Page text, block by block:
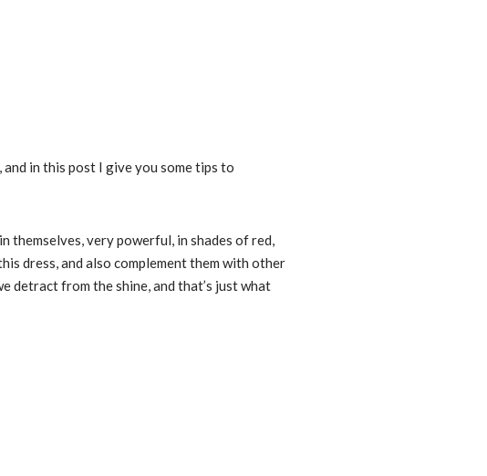
in this post I give you some tips to
themselves, very powerful, in shades of red,
dress, and also complement them with other
detract from the shine, and that’s just what